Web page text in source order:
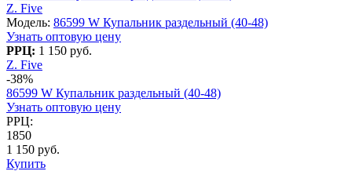
Z. Five
Модель: 86599 W Купальник раздельный (40-48)
Узнать оптовую цену
РРЦ: 1 150 руб.
Z. Five
-38%
86599 W Купальник раздельный (40-48)
Узнать оптовую цену
РРЦ:
1850
1 150 руб.
Купить